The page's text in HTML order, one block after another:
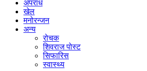
अपराध
खेल
मनोरन्जन
अन्य
रोचक
शिवराज पोस्ट
सिफारिस
स्वास्थ्य